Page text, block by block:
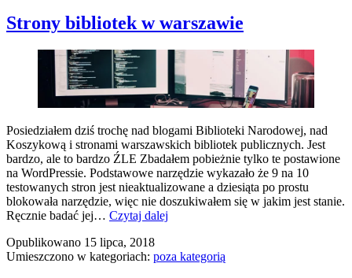
Strony bibliotek w warszawie
Posiedziałem dziś trochę nad blogami Biblioteki Narodowej, nad
Koszykową i stronami warszawskich bibliotek publicznych. Jest
bardzo, ale to bardzo ŹLE Zbadałem pobieżnie tylko te postawione
na WordPressie. Podstawowe narzędzie wykazało że 9 na 10
testowanych stron jest nieaktualizowane a dziesiąta po prostu
blokowała narzędzie, więc nie doszukiwałem się w jakim jest stanie.
Ręcznie badać jej… Czytaj dalej
warszawie
Opublikowano 15 lipca, 2018
Umieszczono w kategoriach: poza kategorią